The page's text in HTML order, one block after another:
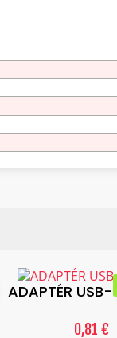
ADAPTÉR
0,81 €